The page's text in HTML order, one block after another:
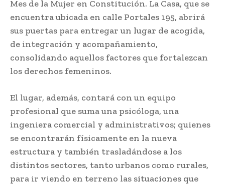
Mes de la Mujer en Constitución. La Casa, que se
encuentra ubicada en calle Portales 195, abrirá
sus puertas para entregar un lugar de acogida,
de integración y acompañamiento,
consolidando aquellos factores que fortalezcan
los derechos femeninos.
El lugar, además, contará con un equipo
profesional que suma una psicóloga, una
ingeniera comercial y administrativos; quienes
se encontrarán físicamente en la nueva
estructura y también trasladándose a los
distintos sectores, tanto urbanos como rurales,
para ir viendo en terreno las situaciones que